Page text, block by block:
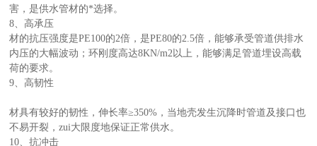
害，是供水管材的*选择。
8、高承压
材的抗压强度是PE100的2倍，是PE80的2.5倍，能够承受管道供排水
内压的大幅波动；环刚度高达8KN/m2以上，能够满足管道埋设高载
荷的要求。
9、高韧性
材具有较好的韧性，伸长率≥350%，当地壳发生沉降时管道及接口也
不易开裂，zui大限度地保证正常供水。
10、抗冲击